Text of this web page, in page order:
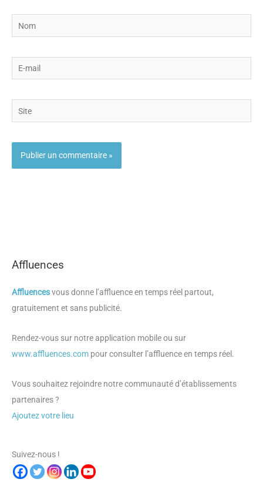
Nom
mail
Site
Affluences
Affluencesvous donne l’affluence en temps réel partout,
gratuitement et sans publicité.
Rendez-vous sur notre application mobile ou sur
www.affluences.com pour consulter l’affluence en temps réel.
Vous souhaitez rejoindre notre communauté d’établissements
partenaires ?
Ajoutez votre lieu
Suivez-nous !